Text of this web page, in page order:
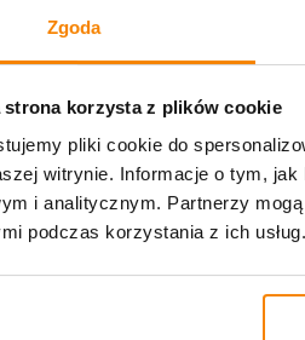
Zgoda
strona korzysta z plików cookie
pliki cookie do
witrynie. Informacje o tym,
i analitycznym. Partnerzy
podczas korzystania z ich usług.
sztuczne